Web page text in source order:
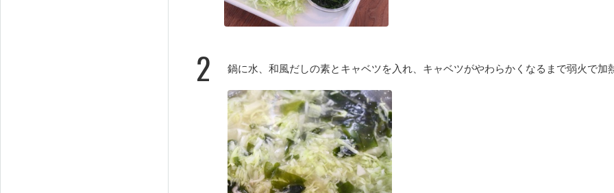
2 鍋に水、和風だしの素とキャベツを入れ、キャベツがやわらかくなるまで弱火で加